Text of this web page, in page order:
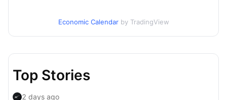
Economic Calendar by TradingView